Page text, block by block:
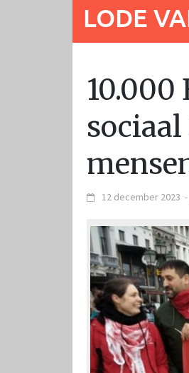
LODE
10.000
12 december 2023 -